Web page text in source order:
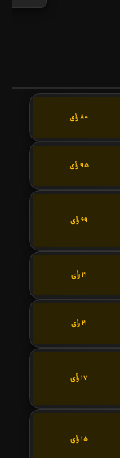
80 رأی
95 رأی
69 رأی
21 رأی
21 رأی
17 رأی
15 رأی